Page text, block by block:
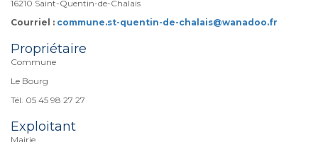
16210 Saint-Quentin-de-Chalais
Courriel : commune.st-quentin-de-chalais@wanadoo.fr
Propriétaire
Commune
Le Bourg
Tél. 05 45 98 27 27
Exploitant
Mairie